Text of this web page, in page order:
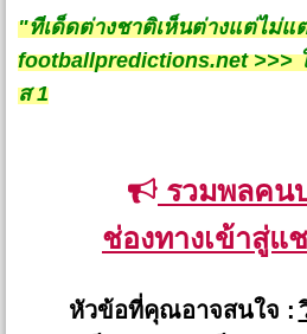
"ทีเด็ดต่างชาติเห็นต่างแต่ไม่แ
footballpredictions.net >>>
ส 1
รวมพลคน
ช่องทางเข้าสู่แ
หัวข้อที่คุณอาจสนใจ :